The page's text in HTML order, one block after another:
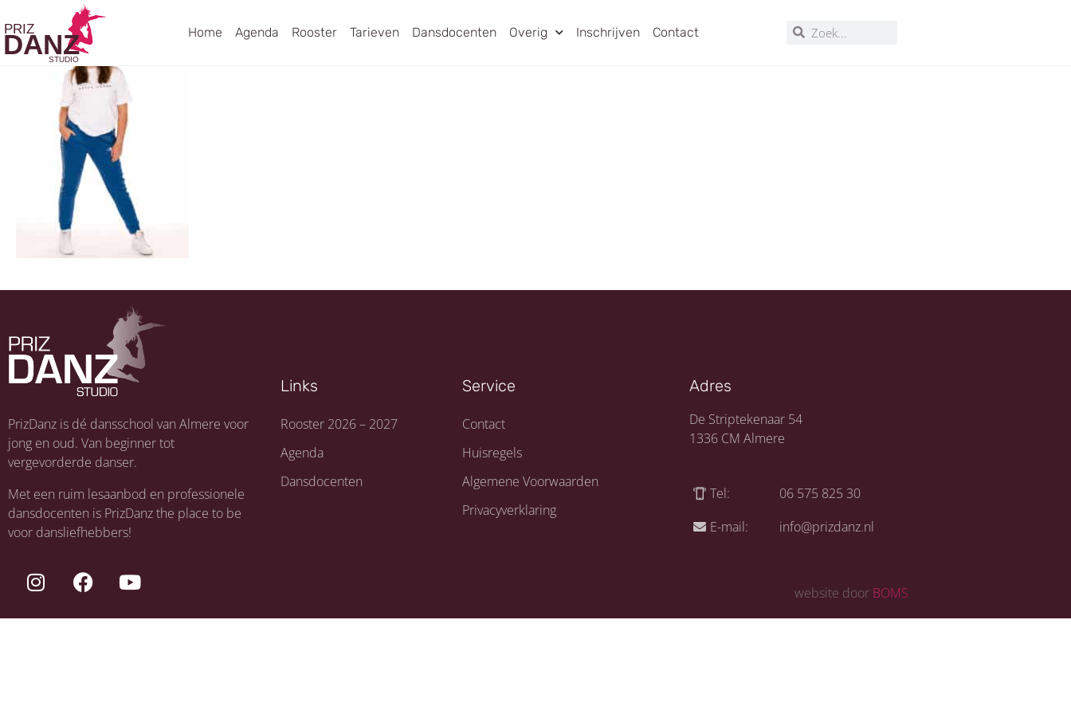
Home Agenda Rooster Tarieven Dansdocenten Overig Inschrijven Contact
PrizDanz is dé dansschool van Almere voor
jong en oud. Van beginner tot
vergevorderde danser.
Met een ruim lesaanbod en professionele
dansdocenten is PrizDanz the place to be
voor dansliefhebbers!
Links
Rooster 2026 – 2027
Agenda
Dansdocenten
Service
Contact
Huisregels
Algemene Voorwaarden
Privacyverklaring
Adres
De Striptekenaar 54
1336 CM Almere
Tel:
06 575 825 30
E-mail:
info@prizdanz.nl
website door BOMS